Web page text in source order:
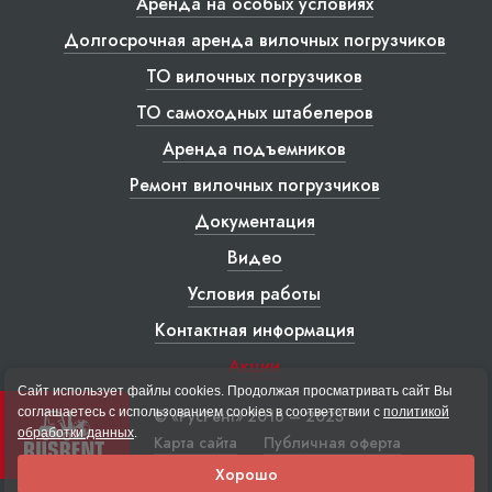
Долгосрочная аренда вилочных погрузчиков
ТО вилочных погрузчиков
ТО самоходных штабелеров
Аренда подъемников
Ремонт вилочных погрузчиков
Документация
Видео
Условия работы
Контактная информация
Акции
© «РусРент» 2016 – 2023
Карта сайта
Публичная оферта
Сайт использует файлы cookies. Продолжая просматривать сайт Вы
соглашаетесь с использованием cookies в соответствии с политикой
обработки данных.
Хорошо